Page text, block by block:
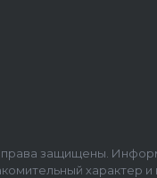
права защищены.
характер